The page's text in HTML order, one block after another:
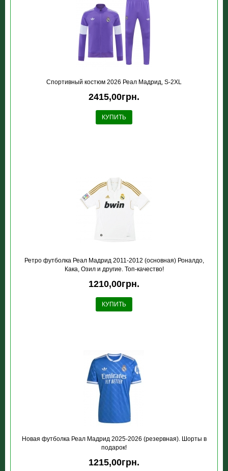
Спортивный костюм 2026 Реал Мадрид, S-2XL
2415,00грн.
КУПИТЬ
Ретро футболка Реал Мадрид 2011-2012 (основная) Роналдо,
Кака, Озил и другие. Топ-качество!
1210,00грн.
КУПИТЬ
Новая футболка Реал Мадрид 2025-2026 (резервная). Шорты в
подарок!
1215,00грн.